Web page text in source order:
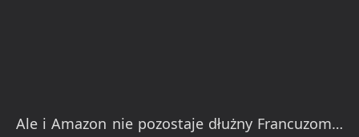
Ale i Amazon nie pozostaje dłużny Francuzom…